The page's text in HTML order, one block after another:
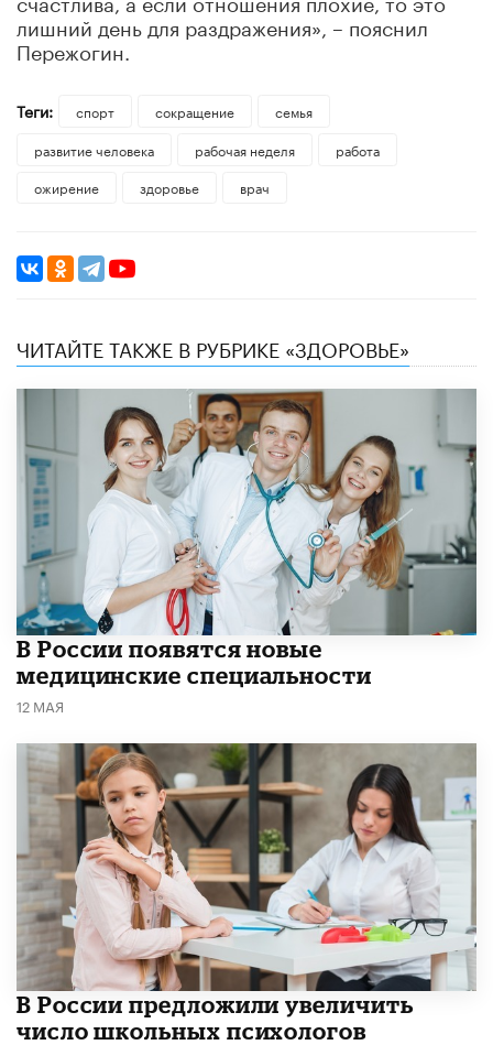
лишний день для раздражения», – пояснил
Пережогин.
Теги: спорт сокращение
семья
развитие человека
рабочая неделя
работа
ожирение
здоровье врач
ЧИТАЙТЕ ТАКЖЕ В РУБРИКЕ «ЗДОРОВЬЕ»
В России появятся новые
медицинские специальности
12 МАЯ
В России предложили увеличить
число школьных психологов